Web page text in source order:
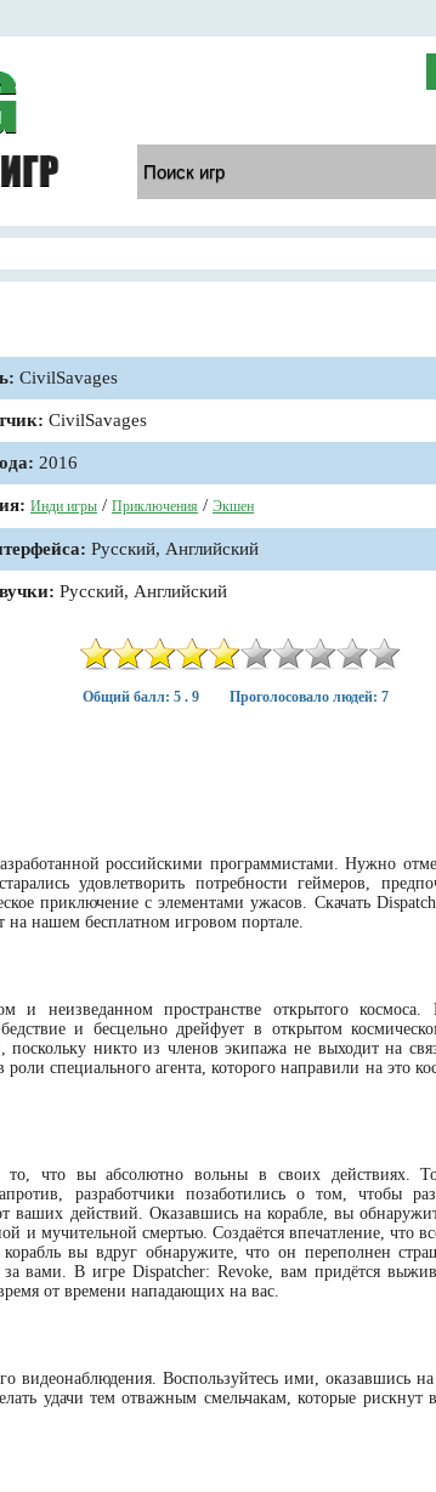
CivilSavages
CivilSavages
2016
Инди игры / Приключения / Экшен
Русский, Английский
Русский, Английский
Общий балл: 5 . 9 Проголосовало людей: 7
российскими программистами. Нужно
удовлетворить потребности геймеров,
приключение с элементами ужасов. Скачать
на нашем бесплатном игровом портале.
неизведанном пространстве открытого космоса.
и бесцельно дрейфует в открытом
никто из членов экипажа не выходит на
специального агента, которого направили на это
то, что вы абсолютно вольны в своих действиях.
разработчики позаботились о том, чтобы
ваших действий. Оказавшись на корабле, вы
мучительной смертью. Создаётся впечатление, что
вы вдруг обнаружите, что он переполнен
вами. В игре Dispatcher: Revoke, вам придётся
от времени нападающих на вас.
видеонаблюдения. Воспользуйтесь ими, оказавшись
удачи тем отважным смельчакам, которые рискнут